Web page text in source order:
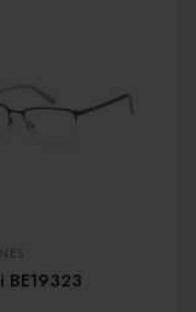
BE19323